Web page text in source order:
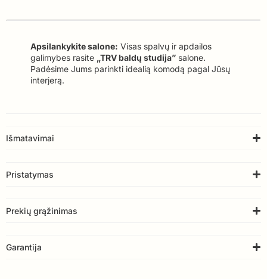
Apsilankykite salone: Visas spalvų ir apdailos
galimybes rasite „TRV baldų studija” salone.
Padėsime Jums parinkti idealią komodą pagal Jūsų
interjerą.
Išmatavimai
Pristatymas
Prekių grąžinimas
Garantija